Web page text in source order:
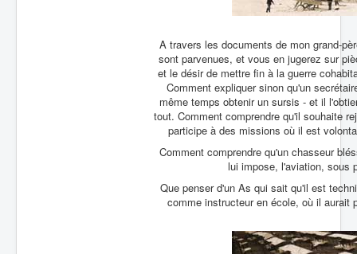
A travers les documents de mon grand-
sont parvenues, et vous en jugerez sur
et le désir de mettre fin à la guerre
Comment expliquer sinon qu'un
même temps obtenir un sursis - et il
tout. Comment comprendre qu'il souhaite
participe à des missions où il est
Comment comprendre qu'un chasseur
lui impose, l'aviation, sous
Que penser d'un As qui sait qu'il est
comme instructeur en école, où il aurait